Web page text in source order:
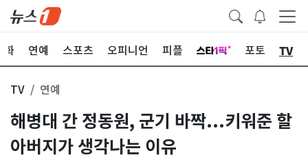
화 연예 스포츠 오피니언 피플 포토 TV
TV 연예
해병대 간 정동원, 군기 바짝...키워준 할
아버지가 생각나는 이유